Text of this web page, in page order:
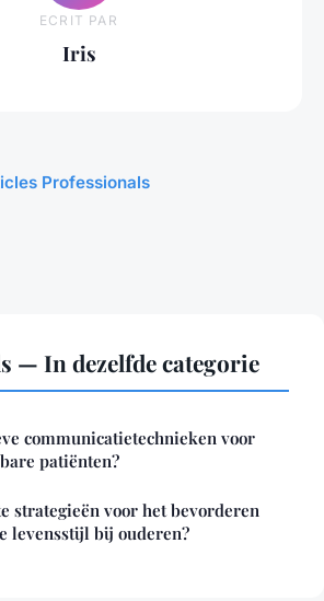
ECRIT PAR
Iris
Professionals
— In dezelfde categorie
communicatietechnieken voor
patiënten?
strategieën voor het bevorderen
levensstijl bij ouderen?